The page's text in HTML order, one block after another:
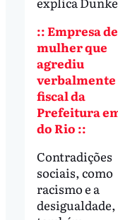
:: Empresa
mulher que
agrediu
verbalmente
fiscal da
Prefeitura
do Rio ::
Contradições
sociais, como
racismo e a
desigualdade,